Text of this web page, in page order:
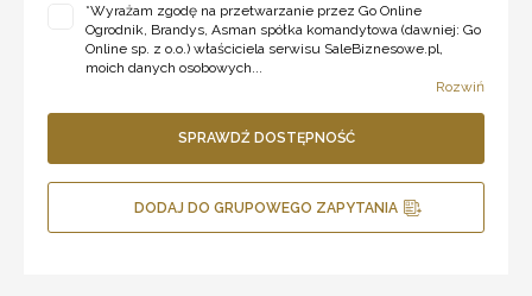
*Wyrażam zgodę na przetwarzanie przez Go Online
Ogrodnik, Brandys, Asman spółka komandytowa (dawniej: Go
Online sp. z o.o.) właściciela serwisu SaleBiznesowe.pl,
moich danych osobowych...
Rozwiń
SPRAWDŹ DOSTĘPNOŚĆ
DODAJ DO GRUPOWEGO ZAPYTANIA